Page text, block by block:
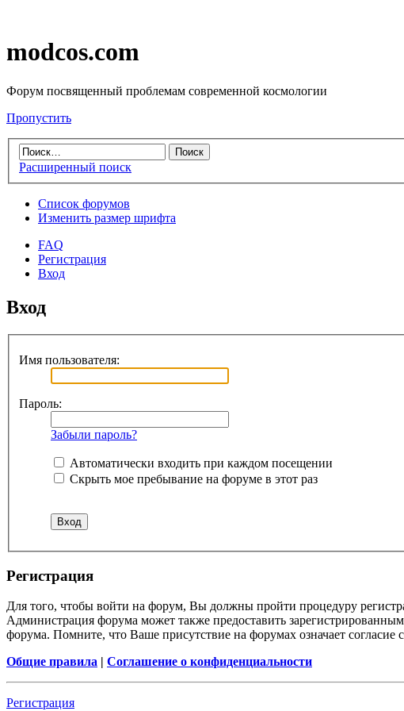
modcos.com
Форум посвященный проблемам современной космологии
Пропустить
Расширенный поиск
Список форумов
Изменить размер шрифта
FAQ
Регистрация
Вход
Вход
Имя пользователя:
Пароль:
Забыли пароль?
Автоматически входить при каждом посещении
Скрыть мое пребывание на форуме в этот раз
Регистрация
Для того, чтобы войти на форум, Вы должны пройти процедуру
Администрация форума может также предоставить
форума. Помните, что Ваше присутствие на форумах означает согласие
Общие правила | Соглашение о конфиденциальности
Регистрация